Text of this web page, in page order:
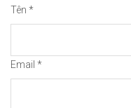
👉Xem cách
Tên *
Email *